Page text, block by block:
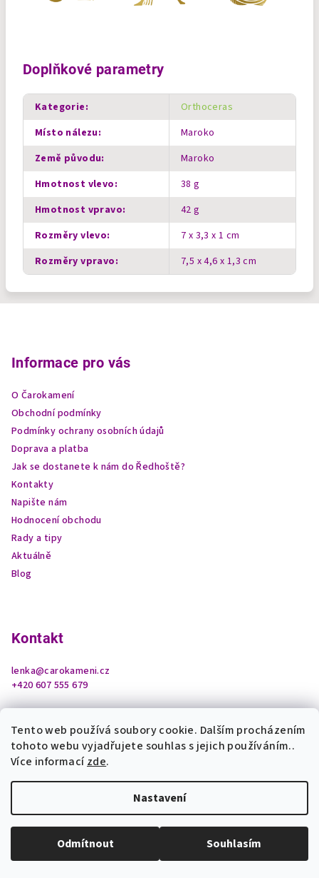
Tento web používá soubory cookie. Dalším procházením
tohoto webu vyjadřujete souhlas s jejich používáním..
Více informacízde.
Nastavení
Odmítnout Souhlasím
Doplňkové parametry
Kategorie:
Orthoceras
Místo nálezu:
Maroko
Země původu:
Maroko
Hmotnost vlevo:
38 g
Hmotnost vpravo:
42 g
Rozměry vlevo:
7 x 3,3 x 1 cm
Rozměry vpravo: 7,5 x 4,6 x 1,3 cm
Informace pro vás
O Čarokamení
Obchodní podmínky
Podmínky ochrany osobních údajů
Doprava a platba
Jak se dostanete k nám do Ředhoště?
Kontakty
Napište nám
Hodnocení obchodu
Rady a tipy
Aktuálně
Blog
Kontakt
lenka@carokameni.cz
+420 607 555 679
Upravit nastavení cookies
Vytvořil Shoptet
Odemknout tajemství krystalů a bonus pro Vás